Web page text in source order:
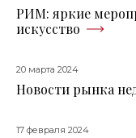
РИМ: яркие
искусство
20 марта 2024
Новости рынка
17 февраля 2024